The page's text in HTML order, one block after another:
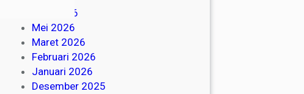
Juni 2026
Mei 2026
Maret 2026
Februari 2026
Januari 2026
Desember 2025